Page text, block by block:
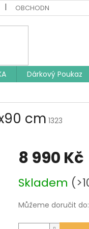
OBCHODNÍ PODMÍNKY
Dárkový Poukaz
cm 1323
8 990 Kč
cena:
Skladem
Můžeme doručit do: